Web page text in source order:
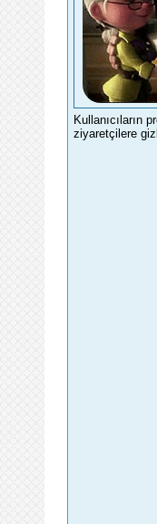
Kullanıcıların
ziyaretçilere